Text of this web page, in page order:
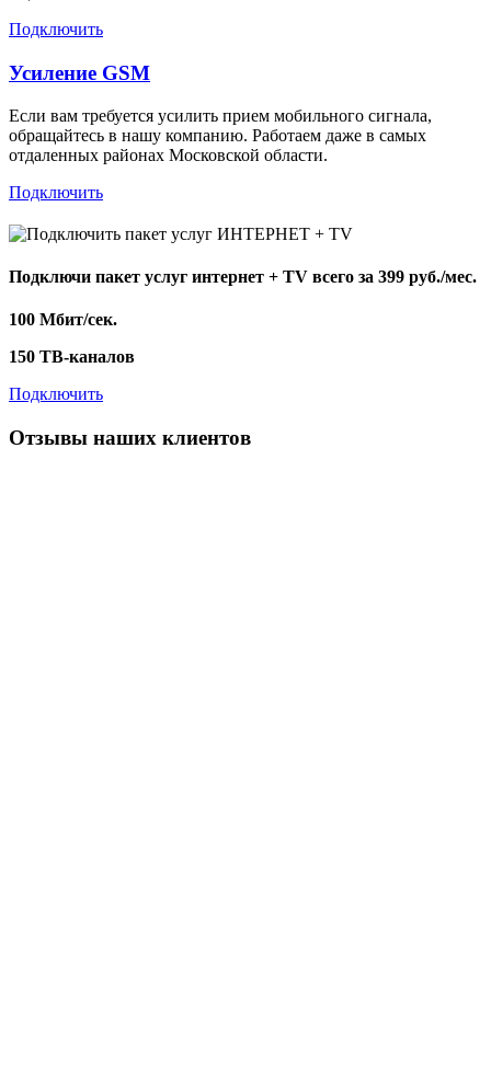
Подключить
Усиление GSM
Если вам требуется усилить прием мобильного сигнала,
обращайтесь в нашу компанию. Работаем даже в самых
отдаленных районах Московской области.
Подключить
Подключи пакет услуг интернет + TV всего за 399 руб./мес.
100 Мбит/сек.
150 ТВ-каналов
Подключить
Отзывы наших клиентов